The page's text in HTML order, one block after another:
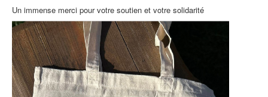
Un immense merci pour votre soutien et votre solidarité